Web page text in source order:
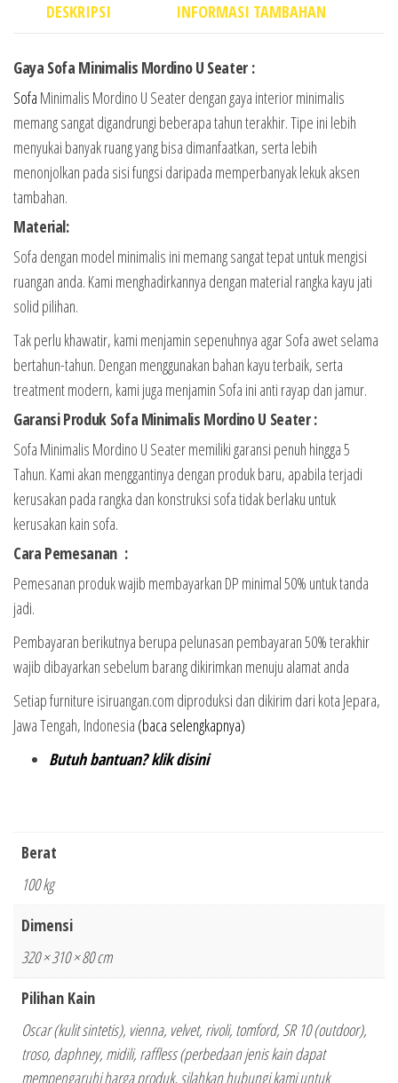
DESKRIPSI INFORMASI TAMBAHAN
Gaya Sofa Minimalis Mordino U Seater :
Sofa Minimalis Mordino U Seater dengan gaya interior minimalis
memang sangat digandrungi beberapa tahun terakhir. Tipe ini lebih
menyukai banyak ruang yang bisa dimanfaatkan, serta lebih
menonjolkan pada sisi fungsi daripada memperbanyak lekuk aksen
tambahan.
Material:
Sofa dengan model minimalis ini memang sangat tepat untuk mengisi
ruangan anda. Kami menghadirkannya dengan material rangka kayu jati
solid pilihan.
Tak perlu khawatir, kami menjamin sepenuhnya agar Sofa awet selama
bertahun-tahun. Dengan menggunakan bahan kayu terbaik, serta
treatment modern, kami juga menjamin Sofa ini anti rayap dan jamur.
Garansi Produk Sofa Minimalis Mordino U Seater :
Sofa Minimalis Mordino U Seater memiliki garansi penuh hingga 5
Tahun. Kami akan menggantinya dengan produk baru, apabila terjadi
kerusakan pada rangka dan konstruksi sofa tidak berlaku untuk
kerusakan kain sofa.
Cara Pemesanan :
Pemesanan produk wajib membayarkan DP minimal 50% untuk tanda
jadi.
Pembayaran berikutnya berupa pelunasan pembayaran 50% terakhir
wajib dibayarkan sebelum barang dikirimkan menuju alamat anda
Setiap furniture isiruangan.com diproduksi dan dikirim dari kota Jepara,
Jawa Tengah, Indonesia (baca selengkapnya)
Butuh bantuan? klik disini
Berat
100 kg
Dimensi
320 × 310 × 80 cm
Pilihan Kain
Oscar (kulit sintetis), vienna, velvet, rivoli, tomford, SR 10 (outdoor),
troso, daphney, midili, raffless (perbedaan jenis kain dapat
mempengaruhi harga produk, silahkan hubungi kami untuk